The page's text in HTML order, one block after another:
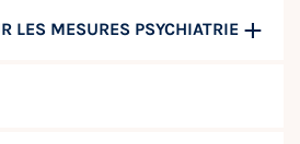
LES MESURES PSYCHIATRIE